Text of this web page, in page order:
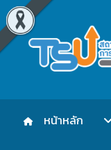
หน้าหลัก